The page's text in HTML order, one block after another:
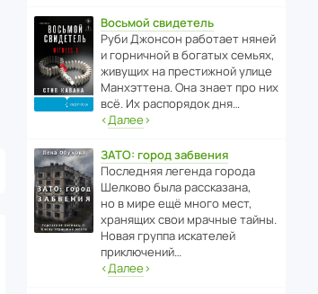
Восьмой свидетель
Руби Джонсон рабо­тает няней
и горни­чной в богатых семьях,
живущих на прес­ти­жной улице
Манх­эт­тена. Она знает про них
всё. Их распо­рядок дня…
‹Далее›
ЗАТО: город забвения
После­дняя легенда города
Шелково была расска­зана,
но в мире ещё много мест,
хранящих свои мрачные тайны.
Новая группа иска­телей
приключений…
‹Далее›